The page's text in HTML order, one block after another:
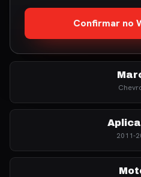
Confirmar no
2011-